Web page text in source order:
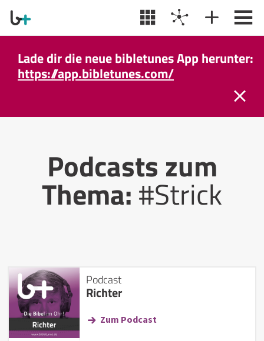
Lade dir die neue bibletunes App herunter:
https://app.bibletunes.com/
Podcasts zum
Thema:#Strick
Podcast
Richter
Zum Podcast